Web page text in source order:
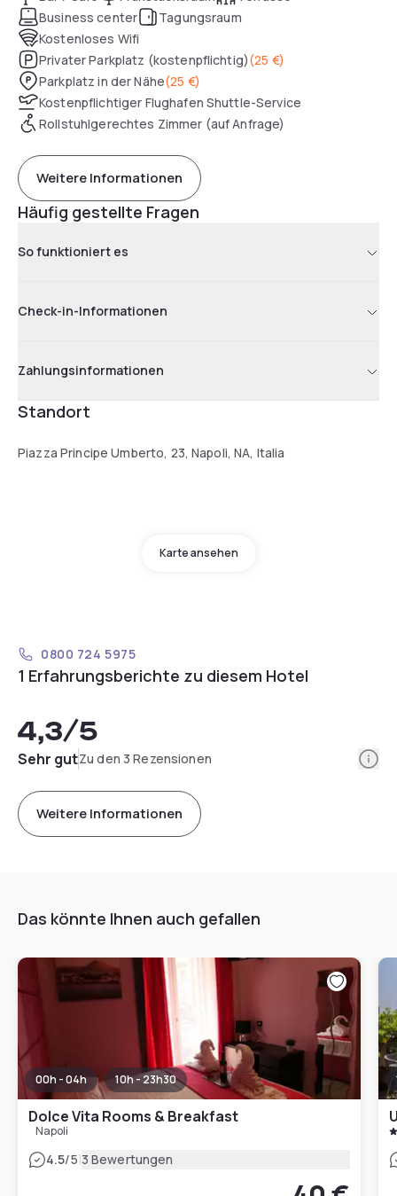
Business center
Tagungsraum
Kostenloses Wifi
Privater Parkplatz (kostenpflichtig)(25 €)
Parkplatz in der Nähe(25 €)
Kostenpflichtiger Flughafen Shuttle-Service
Rollstuhlgerechtes Zimmer (auf Anfrage)
Weitere Informationen
Häufig gestellte Fragen
So funktioniert es
Check-in-Informationen
Zahlungsinformationen
Standort
Piazza Principe Umberto, 23, Napoli, NA, Italia
Karte ansehen
0800 724 5975
1 Erfahrungsberichte zu diesem Hotel
4,3/5
Sehr gutZu den 3 Rezensionen
Weitere Informationen
Das könnte Ihnen auch gefallen
00h - 04h 10h - 23h30
Dolce Vita Rooms & Breakfast
Napoli
4.5/5|3 Bewertungen